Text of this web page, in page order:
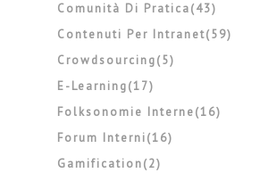
Comunità Di Pratica(43)
Contenuti Per Intranet(59)
Crowdsourcing(5)
E-Learning(17)
Folksonomie Interne(16)
Forum Interni(16)
Gamification(2)